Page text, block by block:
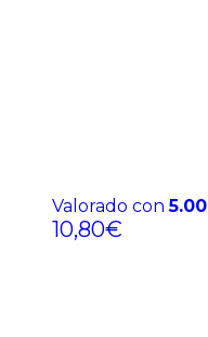
Valorado con5.00
10,80€